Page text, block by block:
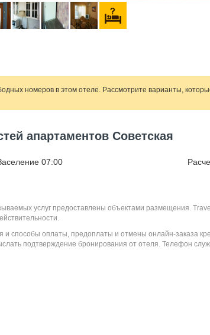
номеров в этом отеле. Рассмотрите варианты,
апартаментов Советская
07:00
услуг предоставлены объектами размещения.
и способы оплаты, предоплаты и отмены онлайн-заказа
подтверждение бронирования от отеля. Телефон